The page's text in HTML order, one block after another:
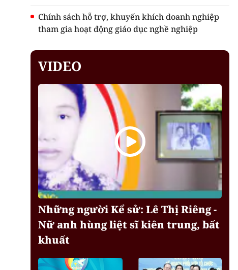
Chính sách hỗ trợ, khuyến khích doanh nghiệp
tham gia hoạt động giáo dục nghề nghiệp
VIDEO
Những người Kể sử: Lê Thị Riêng -
Nữ anh hùng liệt sĩ kiên trung, bất
khuất